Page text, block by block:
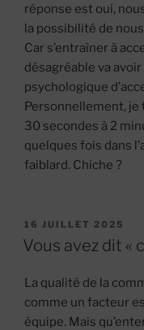
réponse est oui,
la possibilité de
Car s’entraîner à
désagréable va
psychologique
Personnellement, je
30 secondes à 2
quelques fois dans
faiblard. Chiche ?
PUBLIÉ
LE
16 JUILLET 2025
Vous avez dit «
La qualité de la
comme un facteur
équipe. Mais